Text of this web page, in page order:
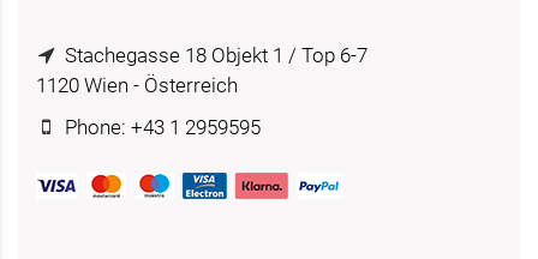
Stachegasse 18 Objekt 1 / Top 6-7
1120 Wien - Österreich
Phone: +43 1 2959595